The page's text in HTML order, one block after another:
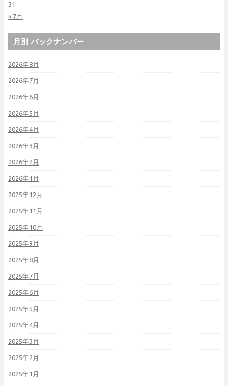
« 7月
31
月別 バックナンバー
2026年8月
2026年7月
2026年6月
2026年5月
2026年4月
2026年3月
2026年2月
2026年1月
2025年12月
2025年11月
2025年10月
2025年9月
2025年8月
2025年7月
2025年6月
2025年5月
2025年4月
2025年3月
2025年2月
2025年1月